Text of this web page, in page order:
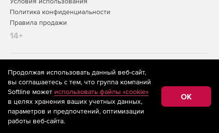
Политика конфиденциальности
Правила продажи
14+
На информационном ресурсе store.softline.ru применяются
рекомендательные технологии
(информационные технологии
предоставления информации на основе сбора,
систематизации и анализа сведений, относящихся к
предпочтениям пользователей сети «Интернет»,
находящихся на территории Российской Федерации)
Продолжая использовать данный веб-сайт,
вы соглашаетесь с тем, что группа компаний
Softline может использовать файлы «cookie»
в целях хранения ваших учетных данных,
параметров и предпочтений, оптимизации
работы веб-сайта.
OK